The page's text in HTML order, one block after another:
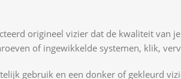
origineel vizier dat de kwaliteit van
of ingewikkelde systemen, klik,
gebruik en een donker of gekleurd